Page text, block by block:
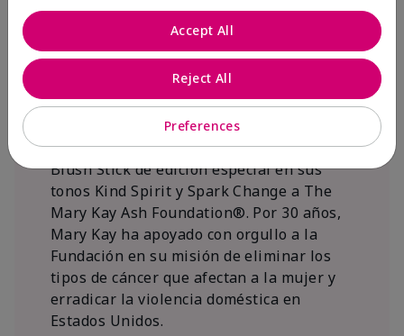
Juntas hacemos la diferencia.
Únete al programa global El rosa cambia
vidas® de Mary Kay y ayuda a cambiar la
vida de mujeres y sus familias en todo el
mundo. En Estados Unidos, del 26 de abril
al 15 de noviembre de 2026, Mary Kay Inc.
donará $1 de cada venta del Mary Kay®
Blush Stick de edición especial en sus
tonos Kind Spirit y Spark Change a The
Mary Kay Ash Foundation®. Por 30 años,
Mary Kay ha apoyado con orgullo a la
Fundación en su misión de eliminar los
tipos de cáncer que afectan a la mujer y
erradicar la violencia doméstica en
Estados Unidos.
Preferences
Reject All
Accept All